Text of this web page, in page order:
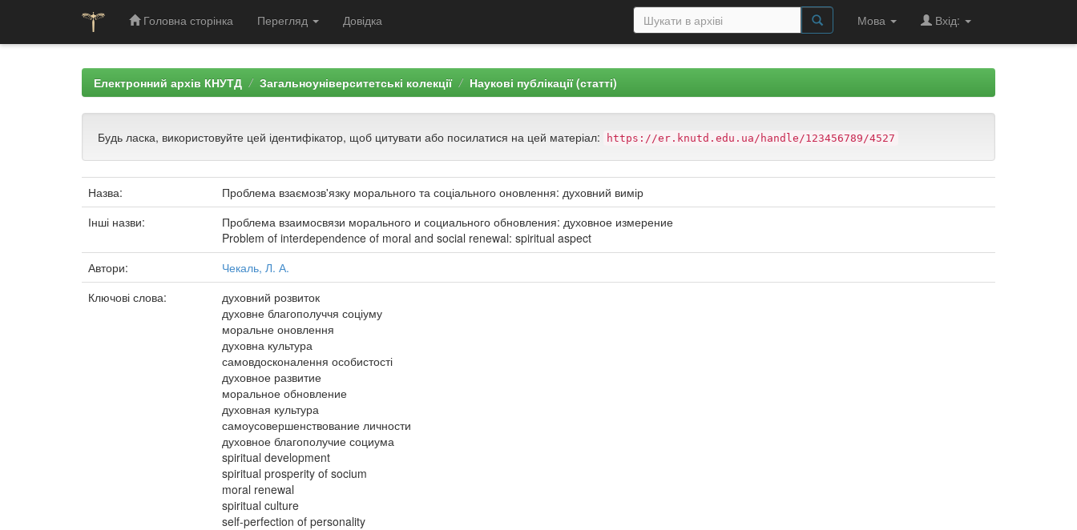
Головна сторінка Перегляд Довідка Мова Вхід:
Електронний архів КНУТД Загальноуніверситетські колекції Наукові публікації (статті)
Будь ласка, використовуйте цей ідентифікатор, щоб цитувати або посилатися на цей матеріал: https://er.knutd.edu.ua/handle/123456789/4527
Назва:
Проблема взаємозв'язку морального та соціального оновлення: духовний вимір
Інші назви:
Проблема взаимосвязи морального и социального обновления: духовное измерение
Problem of interdependence of moral and social renewal: spiritual aspect
Автори:
Чекаль, Л. А.
Ключові слова:
духовний розвиток
духовне благополуччя соціуму
моральне оновлення
духовна культура
самовдосконалення особистості
духовное развитие
моральное обновление
духовная культура
самоусовершенствование личности
духовное благополучие социума
spiritual development
spiritual prosperity of socium
moral renewal
spiritual culture
self-perfection of personality